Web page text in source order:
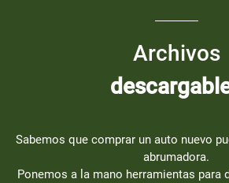
Archivos
Sabemos que comprar un auto nuevo
abrumadora.
Ponemos a la mano herramientas para